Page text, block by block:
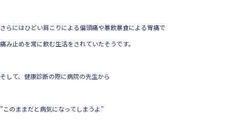
さらにはひどい肩こりによる偏頭痛や暴飲暴食による胃痛で
痛み止めを常に飲む生活をされていたそうです。
そして、健康診断の際に病院の先生から
”このままだと病気になってしまうよ”